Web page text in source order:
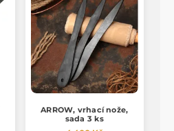
ARROW, vrhací nože,
sada 3 ks